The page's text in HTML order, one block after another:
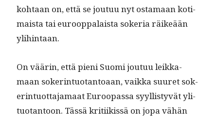
kohtaan on, että se joutuu nyt osta­maan koti­
maista tai euroop­palaista sok­e­ria räikeään
ylihintaan.
On väärin, että pieni Suo­mi joutuu leikka­
maan sok­er­in­tuotan­toaan, vaik­ka suuret sok­
er­in­tuot­ta­ja­maat Euroopas­sa syyl­listyvät yli­
tuotan­toon. Tässä kri­ti­ikissä on jopa vähän